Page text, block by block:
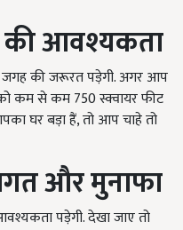
आवश्यकता
की जरूरत पड़ेगी. अगर आप
कम से कम 750 स्क्वायर फीट
घर बड़ा हैं, तो आप चाहे तो
और मुनाफा
पड़ेगी. देखा जाए तो